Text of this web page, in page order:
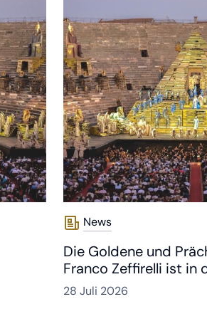
News
Die Goldene und
Franco Zeffirelli ist in
28 Juli 2026